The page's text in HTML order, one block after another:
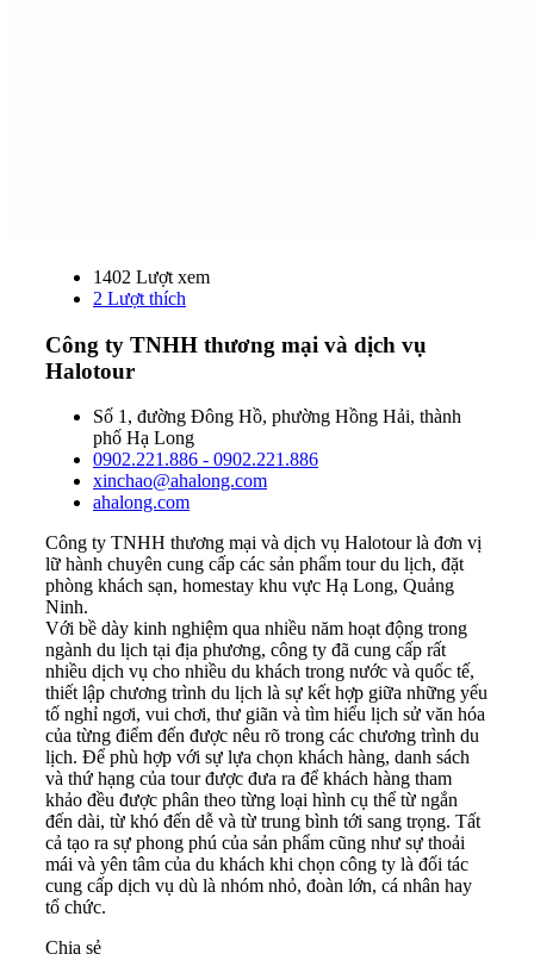
1402 Lượt xem
2 Lượt thích
Công ty TNHH thương mại và dịch vụ
Halotour
Số 1, đường Đông Hồ, phường Hồng Hải, thành
phố Hạ Long
0902.221.886 - 0902.221.886
xinchao@ahalong.com
ahalong.com
Công ty TNHH thương mại và dịch vụ Halotour là đơn vị
lữ hành chuyên cung cấp các sản phẩm tour du lịch, đặt
phòng khách sạn, homestay khu vực Hạ Long, Quảng
Ninh.
Với bề dày kinh nghiệm qua nhiều năm hoạt động trong
ngành du lịch tại địa phương, công ty đã cung cấp rất
nhiều dịch vụ cho nhiều du khách trong nước và quốc tế,
thiết lập chương trình du lịch là sự kết hợp giữa những yếu
tố nghỉ ngơi, vui chơi, thư giãn và tìm hiểu lịch sử văn hóa
của từng điểm đến được nêu rõ trong các chương trình du
lịch. Để phù hợp với sự lựa chọn khách hàng, danh sách
và thứ hạng của tour được đưa ra để khách hàng tham
khảo đều được phân theo từng loại hình cụ thể từ ngắn
đến dài, từ khó đến dễ và từ trung bình tới sang trọng. Tất
cả tạo ra sự phong phú của sản phẩm cũng như sự thoải
mái và yên tâm của du khách khi chọn công ty là đối tác
cung cấp dịch vụ dù là nhóm nhỏ, đoàn lớn, cá nhân hay
tổ chức.
Chia sẻ